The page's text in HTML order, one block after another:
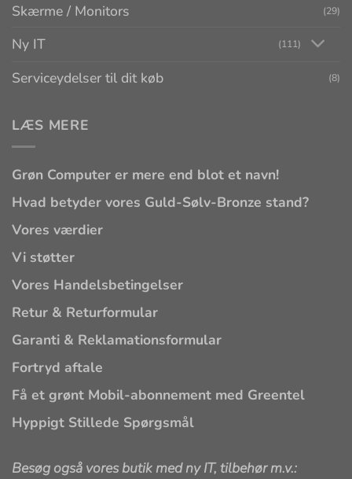
Skærme / Monitors (29)
Ny IT (111)
Serviceydelser til dit køb (8)
LÆS MERE
Grøn Computer er mere end blot et navn!
Hvad betyder vores Guld-Sølv-Bronze stand?
Vores værdier
Vi støtter
Vores Handelsbetingelser
Retur & Returformular
Garanti & Reklamationsformular
Fortryd aftale
Få et grønt Mobil-abonnement med Greentel
Hyppigt Stillede Spørgsmål
Besøg også vores butik med ny IT, tilbehør m.v.: